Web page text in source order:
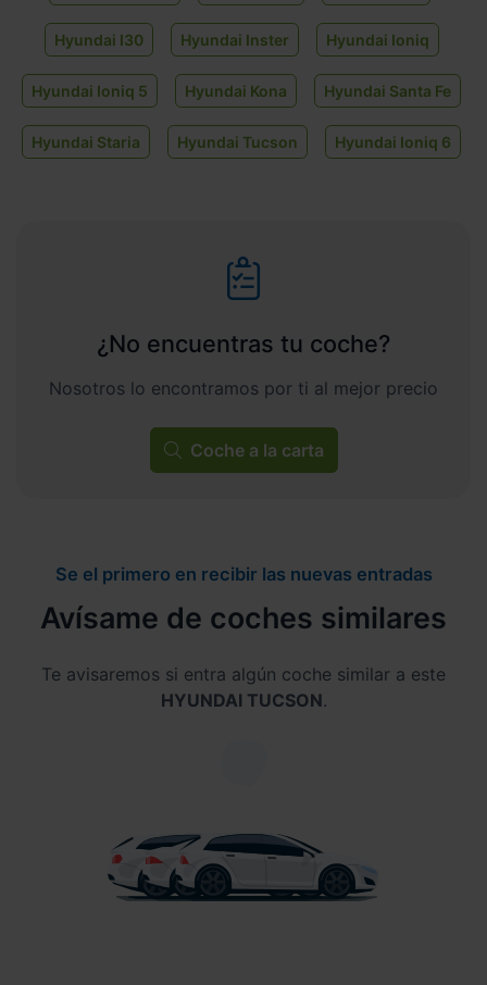
Hyundai I30 Hyundai Inster Hyundai Ioniq
Hyundai Ioniq 5 Hyundai Kona Hyundai Santa Fe
Hyundai Staria Hyundai Tucson Hyundai Ioniq 6
¿No encuentras tu coche?
Nosotros lo encontramos por ti al mejor precio
Coche a la carta
Se el primero en recibir las nuevas entradas
Avísame de coches similares
Te avisaremos si entra algún coche similar a este
HYUNDAI TUCSON.